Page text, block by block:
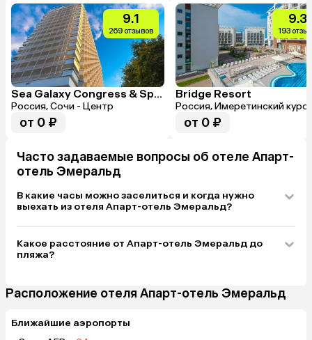
попрощался
9.1
269 отзывов
Sea Galaxy Congress & Spa Hotel
Россия, Сочи - Центр
от 0 ₽
9.3
193
Bridge Resort
Россия, Имеретинский
от 0 ₽
Часто задаваемые вопросы об отеле Апарт-
отель Эмеральд
В какие часы можно заселиться и когда нужно
выехать из отеля Апарт-отель Эмеральд?
Какое расстояние от Апарт-отель Эмеральд до
пляжа?
Расположение отеля Апарт-отель Эмеральд
Ближайшие аэропорты